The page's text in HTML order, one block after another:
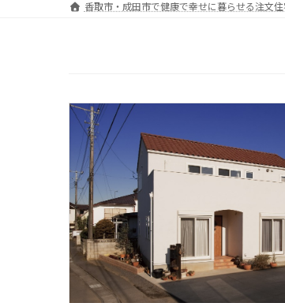
香取市・成田市で健康で幸せに暮らせる注文